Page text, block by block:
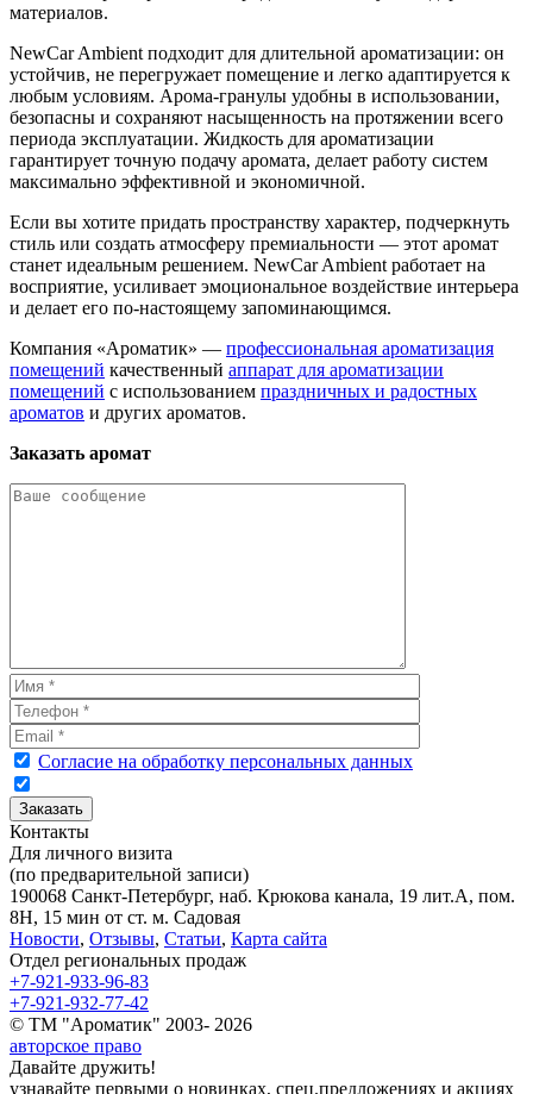
материалов.
NewCar Ambient подходит для длительной ароматизации: он
устойчив, не перегружает помещение и легко адаптируется к
любым условиям. Арома-гранулы удобны в использовании,
безопасны и сохраняют насыщенность на протяжении всего
периода эксплуатации. Жидкость для ароматизации
гарантирует точную подачу аромата, делает работу систем
максимально эффективной и экономичной.
Если вы хотите придать пространству характер, подчеркнуть
стиль или создать атмосферу премиальности — этот аромат
станет идеальным решением. NewCar Ambient работает на
восприятие, усиливает эмоциональное воздействие интерьера
и делает его по-настоящему запоминающимся.
Компания «Ароматик» — профессиональная ароматизация
помещений качественный аппарат для ароматизации
помещений с использованием праздничных и радостных
ароматов и других ароматов.
Заказать аромат
Согласие на обработку персональных данных
Контакты
Для личного визита
(по предварительной записи)
190068 Санкт-Петербург, наб. Крюкова канала, 19 лит.А, пом.
8Н, 15 мин от ст. м. Садовая
Новости, Отзывы, Статьи, Карта сайта
Отдел региональных продаж
+7-921-933-96-83
+7-921-932-77-42
© ТМ "Ароматик" 2003- 2026
авторское право
Давайте дружить!
узнавайте первыми о новинках, спец.предложениях и акциях